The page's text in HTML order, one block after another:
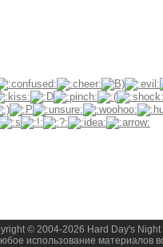
© 2004-2026 Hard Day's
использование материалов